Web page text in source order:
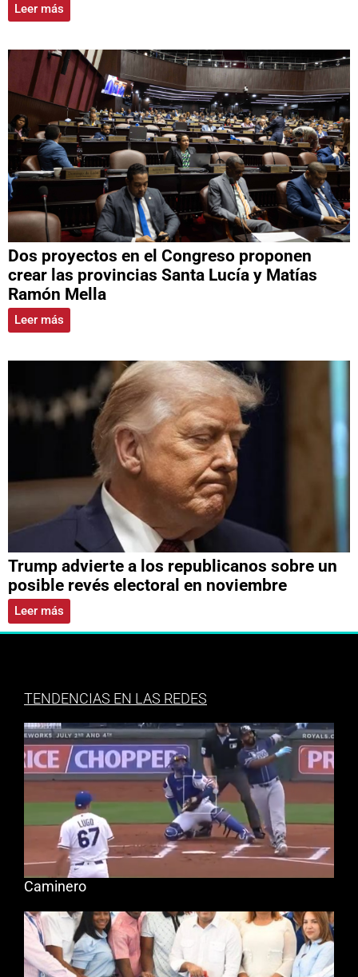
Leer más
Dos proyectos en el Congreso proponen
crear las provincias Santa Lucía y Matías
Ramón Mella
Leer más
Trump advierte a los republicanos sobre un
posible revés electoral en noviembre
Leer más
TENDENCIAS EN LAS REDES
Caminero